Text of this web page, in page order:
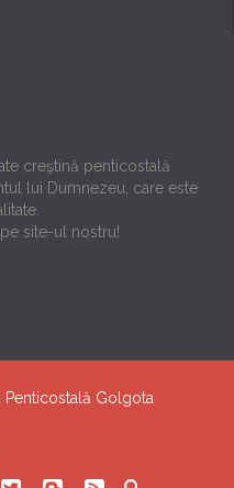
creştină penticostală
lui Dumnezeu, care este
site-ul nostru!
Penticostală Golgota